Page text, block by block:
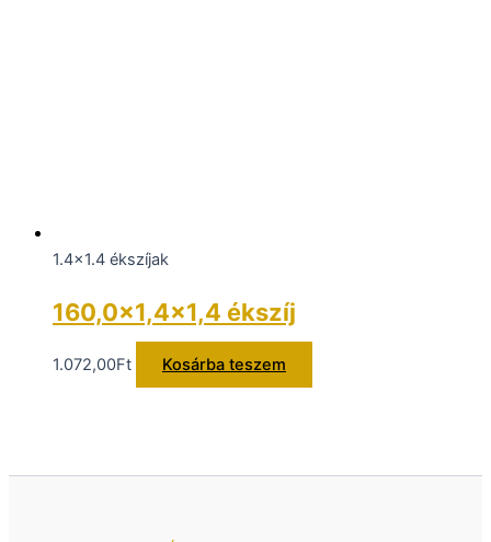
1.4x1.4 ékszíjak
160,0×1,4×1,4 ékszíj
1.072,00Ft Kosárba teszem